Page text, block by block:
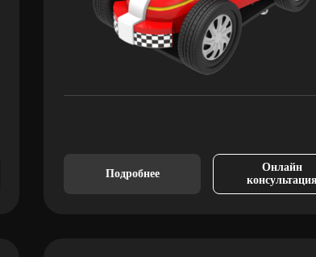
Подробнее
Онлайн
консультация